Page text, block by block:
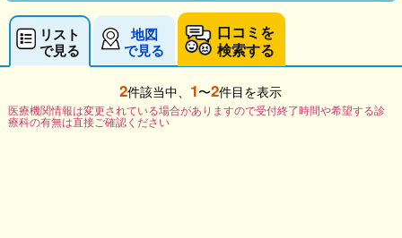
リスト
で見る
地図
で見る
口コミを
検索する
2件該当中、 1〜2件目を表示
医療機関情報は変更されている場合がありますので受付終了時間や希望する診
療科の有無は直接ご確認ください